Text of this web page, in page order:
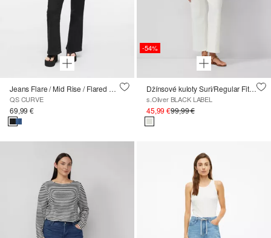
Jeans Flare / Mid Rise / Flared Leg
QS CURVE
69,99 €
-54%
Džínsové kuloty Suri/Regular Fit/High Rise/Wide Leg
s.Oliver BLACK LABEL
45,99 €99,99 €